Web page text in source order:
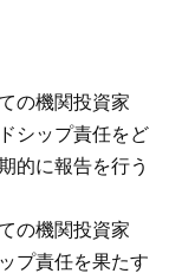
の機関投資家
シップ責任をど
的に報告を行う
の機関投資家
プ責任を果たす